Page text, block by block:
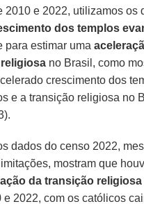
2010 e 2022, utilizamos os
dos templos
para estimar uma
no Brasil, como
crescimento dos
e a transição religiosa no
dados do censo 2022,
mostram que
da transição religiosa
e 2022, com os católicos